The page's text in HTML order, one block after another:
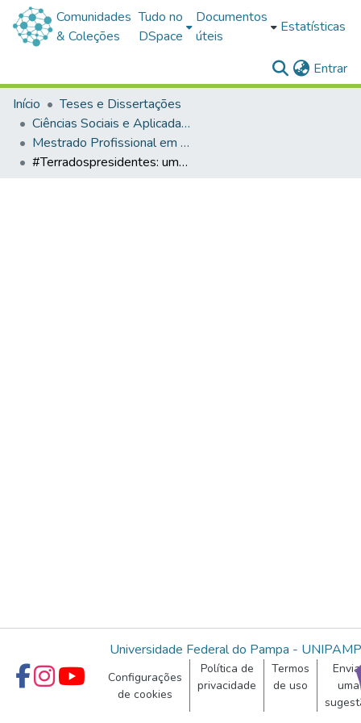
Comunidades
& Coleções
Tudo no
DSpace
Documentos
úteis
Estatísticas
Entrar
Início
Teses e Dissertações
Ciências Sociais e Aplicadas-Teses e Dissertações
Mestrado Profissional em Comunicação e Indústria Criativa
#Terradospresidentes: uma narrativa criativa sobre a cidade de São Borja/RS no Instagram
Universidade Federal do Pampa -
Configurações
de cookies
Política de
privacidade
Termos
de uso
uma